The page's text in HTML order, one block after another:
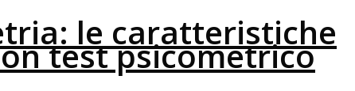
le caratteristiche
test psicometrico